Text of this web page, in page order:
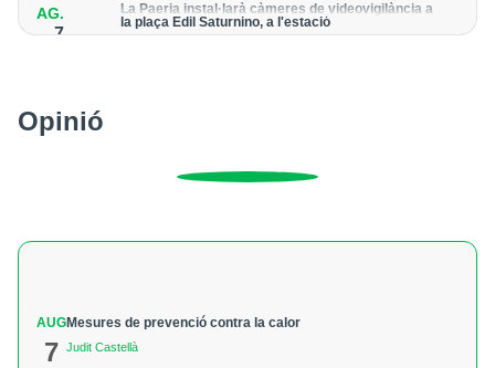
AG.
7
La Paeria instal·larà càmeres de videovigilància a
la plaça Edil Saturnino, a l'estació
Opinió
AUG
7
Mesures de prevenció contra la calor
Judit Castellà